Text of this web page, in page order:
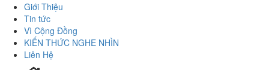
Giới Thiệu
Tin tức
Vì Cộng Đồng
KIẾN THỨC NGHE NHÌN
Liên Hệ